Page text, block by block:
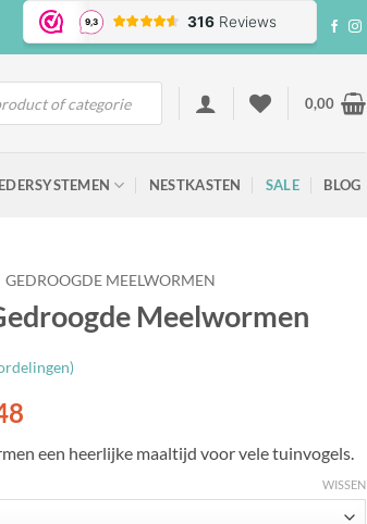
0,00
NESTKASTEN SALE BLOG
GEDROOGDE MEELWORMEN
Meelwormen
een heerlijke maaltijd voor vele tuinvogels.
WISSEN